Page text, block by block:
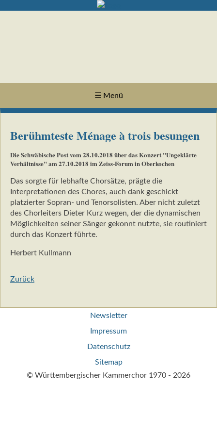
☰ Menü
Berühmteste Ménage à trois besungen
Die Schwäbische Post vom 28.10.2018 über das Konzert "Ungeklärte
Verhältnisse" am 27.10.2018 im Zeiss-Forum in Oberkochen
Das sorgte für lebhafte Chorsätze, prägte die
Interpretationen des Chores, auch dank geschickt
platzierter Sopran- und Tenorsolisten. Aber nicht zuletzt
des Chorleiters Dieter Kurz wegen, der die dynamischen
Möglichkeiten seiner Sänger gekonnt nutzte, sie routiniert
durch das Konzert führte.
Herbert Kullmann
Zurück
Newsletter
Impressum
Datenschutz
Sitemap
© Württembergischer Kammerchor 1970 - 2026